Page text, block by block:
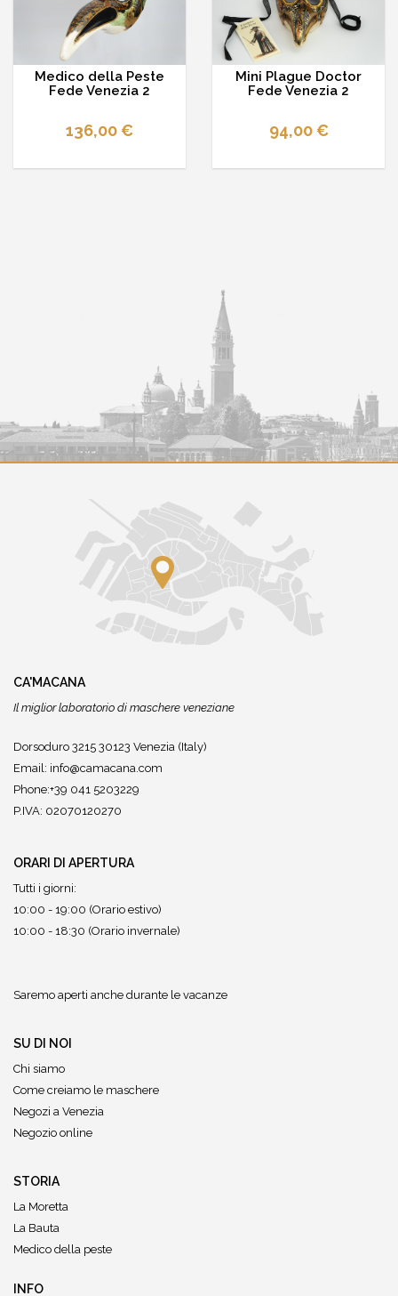
Medico della Peste
Fede Venezia 2
136,00 €
Mini Plague Doctor
Fede Venezia 2
94,00 €
CA'MACANA
Il miglior laboratorio di maschere veneziane
Dorsoduro 3215 30123 Venezia (Italy)
Email: info@camacana.com
Phone:+39 041 5203229
P.IVA: 02070120270
ORARI DI APERTURA
Tutti i giorni:
10:00 - 19:00 (Orario estivo)
10:00 - 18:30 (Orario invernale)
Saremo aperti anche durante le vacanze
SU DI NOI
Chi siamo
Come creiamo le maschere
Negozi a Venezia
Negozio online
STORIA
La Moretta
La Bauta
Medico della peste
INFO